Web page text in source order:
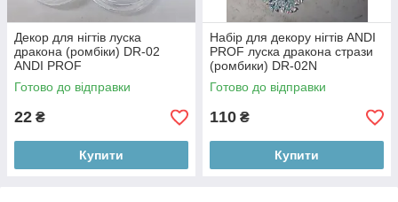
Декор для нігтів луска
дракона (ромбіки) DR-02
ANDI PROF
Готово до відправки
22 ₴
Купити
Набір для декору нігтів ANDI
PROF луска дракона стрази
(ромбики) DR-02N
Готово до відправки
110 ₴
Купити